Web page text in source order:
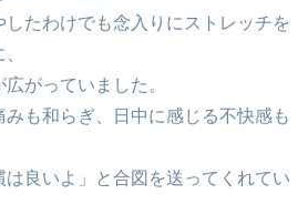
たわけでも念入りにストレッチを
がっていました。
も和らぎ、日中に感じる不快感も
は良いよ」と合図を送ってくれてい